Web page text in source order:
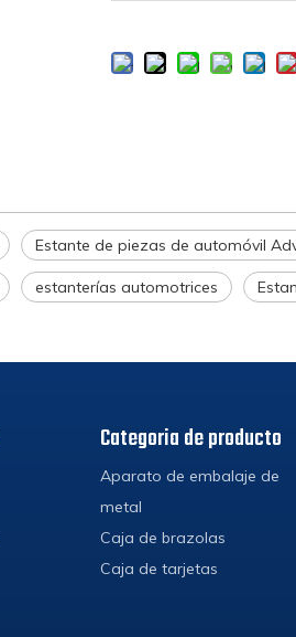
Estante de piezas de automóvil
estanterías automotrices
Categoria de producto
Aparato de embalaje de
metal
Caja de brazolas
Caja de tarjetas